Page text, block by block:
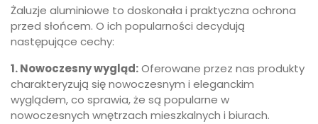
Żaluzje aluminiowe to doskonała i praktyczna ochrona
przed słońcem. O ich popularności decydują
następujące cechy:
1. Nowoczesny wygląd:Oferowane przez nas produkty
charakteryzują się nowoczesnym i eleganckim
wyglądem, co sprawia, że są popularne w
nowoczesnych wnętrzach mieszkalnych i biurach.